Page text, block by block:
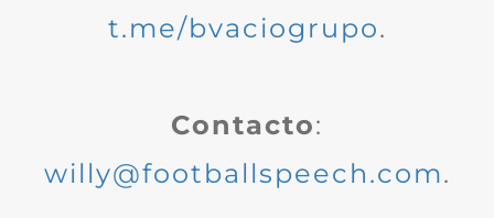
t.me/bvaciogrupo.
Contacto:
willy@footballspeech.com.